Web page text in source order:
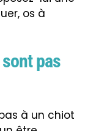
os à
pas
à un chiot